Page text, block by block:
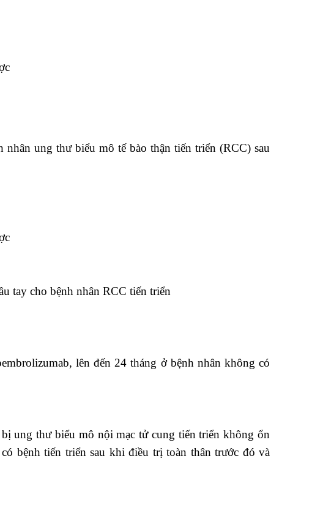
ung thư biểu mô tế bào thận tiến triển (RCC) sau
tay cho bệnh nhân RCC tiến triển
lên đến 24 tháng ở bệnh nhân không có
ung thư biểu mô nội mạc tử cung tiến triển không ổn
bệnh tiến triển sau khi điều trị toàn thân trước đó và